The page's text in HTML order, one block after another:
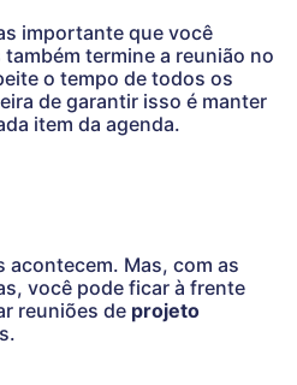
importante que você
termine a reunião no
o tempo de todos os
de garantir isso é manter
item da agenda.
acontecem. Mas, com as
você pode ficar à frente
reuniões de projeto